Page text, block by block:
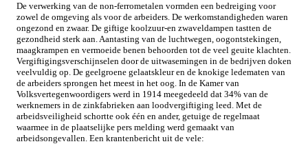
De verwerking van de non-ferrometalen vormden een bedreiging voor
zowel de omgeving als voor de arbeiders. De werkomstandigheden waren
ongezond en zwaar. De giftige koolzuur-en zwaveldampen tastten de
gezondheid sterk aan. Aantasting van de luchtwegen, oogontstekingen,
maagkrampen en vermoeide benen behoorden tot de veel geuite klachten.
Vergiftigingsverschijnselen door de uitwasemingen in de bedrijven doken
veelvuldig op. De geelgroene gelaatskleur en de knokige ledematen van
de arbeiders sprongen het meest in het oog. In de Kamer van
Volksvertegenwoordigers werd in 1914 meegedeeld dat 34% van de
werknemers in de zinkfabrieken aan loodvergiftiging leed. Met de
arbeidsveiligheid schortte ook één en ander, getuige de regelmaat
waarmee in de plaatselijke pers melding werd gemaakt van
arbeidsongevallen. Een krantenbericht uit de vele: